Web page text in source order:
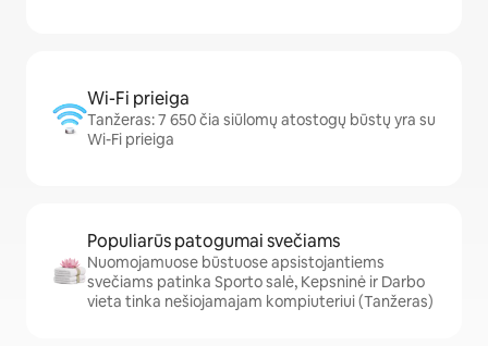
Wi-Fi prieiga
Tanžeras: 7 650 čia siūlomų atostogų būstų yra su
Wi-Fi prieiga
Populiarūs patogumai svečiams
Nuomojamuose būstuose apsistojantiems
svečiams patinka Sporto salė, Kepsninė ir Darbo
vieta tinka nešiojamajam kompiuteriui (Tanžeras)